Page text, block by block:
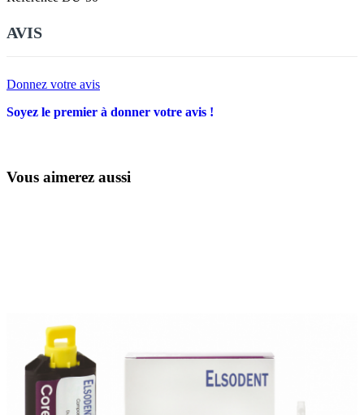
AVIS
Donnez votre avis
Soyez le premier à donner votre avis !
Vous aimerez aussi